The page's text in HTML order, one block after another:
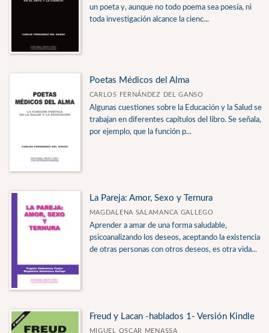
un poeta y, aunque no todo poema sea poesía, ni
toda investigación alcance la cienc...
Poetas Médicos del Alma
CARLOS FERNÁNDEZ DEL GANSO
Algunas cuestiones sobre la Educación y la Salud se
trabajan en diferentes capítulos del libro. Se señala,
por ejemplo, que la función p...
La Pareja: Amor, Sexo y Ternura
MAGDALENA SALAMANCA GALLEGO
Aprender a amar de una forma saludable,
psicoanalizando los deseos, aceptando la existencia
de otras personas con otros deseos, es otra vida...
Freud y Lacan -hablados 1- Versión Kindle
MIGUEL OSCAR MENASSA